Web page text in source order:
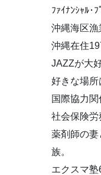
ﾌｧｲﾅﾝｼｬﾙ･
沖縄海区漁
沖縄在住
JAZZが大好
好きな場所
国際協力関
社会保険労
薬剤師の
族。
エクスマ